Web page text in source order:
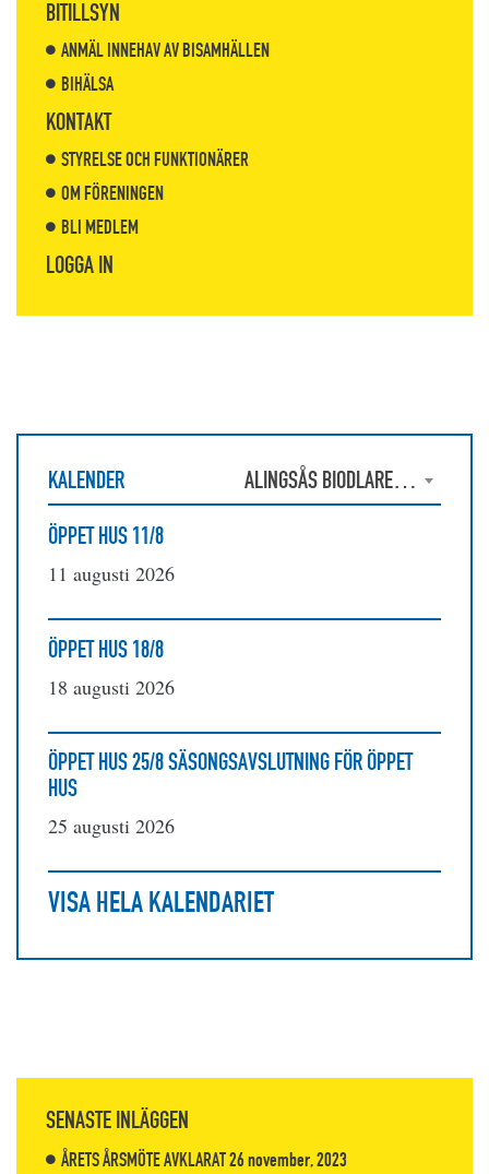
BITILLSYN
ANMÄL INNEHAV AV BISAMHÄLLEN
BIHÄLSA
KONTAKT
STYRELSE OCH FUNKTIONÄRER
OM FÖRENINGEN
BLI MEDLEM
LOGGA IN
KALENDER
ALINGSÅS BIODLAREFÖRENING
ÖPPET HUS 11/8
11 augusti 2026
ÖPPET HUS 18/8
18 augusti 2026
ÖPPET HUS 25/8 SÄSONGSAVSLUTNING FÖR ÖPPET
HUS
25 augusti 2026
VISA HELA KALENDARIET
SENASTE INLÄGGEN
ÅRETS ÅRSMÖTE AVKLARAT26 november, 2023